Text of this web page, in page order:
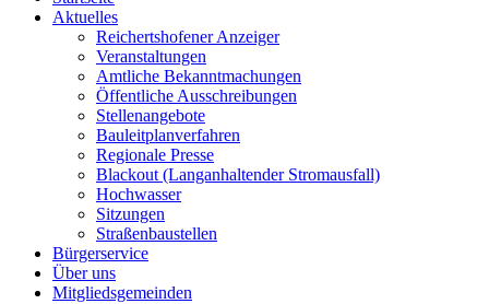
Aktuelles
Reichertshofener Anzeiger
Veranstaltungen
Amtliche Bekanntmachungen
Öffentliche Ausschreibungen
Stellenangebote
Bauleitplanverfahren
Regionale Presse
Blackout (Langanhaltender Stromausfall)
Hochwasser
Sitzungen
Straßenbaustellen
Bürgerservice
Über uns
Mitgliedsgemeinden